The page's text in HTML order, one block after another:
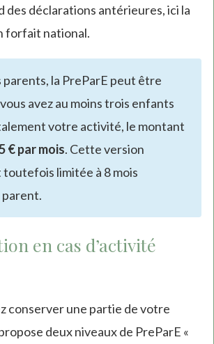
des déclarations antérieures, ici la
forfait national.
parents, la PreParE peut être
avez au moins trois enfants
votre activité, le montant
€ par mois. Cette version
limitée à 8 mois
parent.
en cas d’activité
conserver une partie de votre
deux niveaux de PreParE «